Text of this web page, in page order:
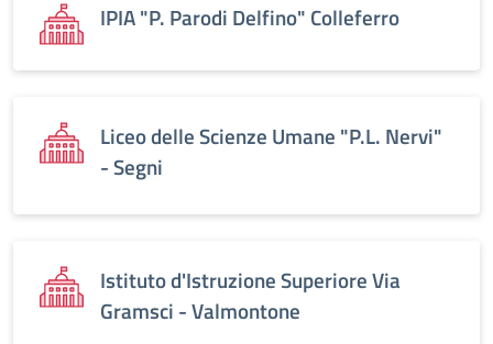
IPIA "P. Parodi Delfino" Colleferro
Liceo delle Scienze Umane "P.L. Nervi"
- Segni
Istituto d'Istruzione Superiore Via
Gramsci - Valmontone